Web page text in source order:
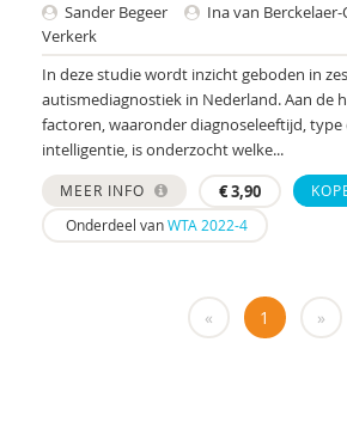
J.H.W. (Jorgen) Mous
PhD* | Instituut voor
PhD | Promotores: prof. dr. J.K.
R.J. van der Gaag. Co-promotor:
Lambregts-Rommelse
Drs. A . van der Sijde
Alide A. Heuvelink
Sander Begeer Ina van
Verkerk
In deze studie wordt inzicht geboden in
autismediagnostiek in Nederland. Aan de
factoren, waaronder diagnoseleeftijd, type
intelligentie, is onderzocht welke...
MEER INFO €3,90
Onderdeel vanWTA 2022-4
« 1 »